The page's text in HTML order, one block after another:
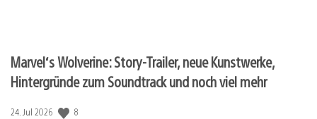
Marvel‘s Wolverine: Story-Trailer, neue Kunstwerke,
Hintergründe zum Soundtrack und noch viel mehr
Veröffentlichungsdatum:
24. Jul 2026 8